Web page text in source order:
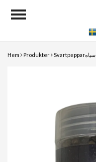
Hem Produkter